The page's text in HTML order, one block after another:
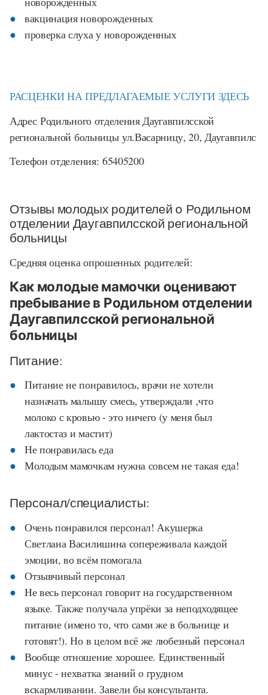
вакцинация новорожденных
проверка слуха у новорожденных
РАСЦЕНКИ НА ПРЕДЛАГАЕМЫЕ УСЛУГИ ЗДЕСЬ
Адрес Родильного отделения Даугавпилсской
региональной больницы ул.Васарницу, 20, Даугавпилс
Телефон отделения: 65405200
Отзывы молодых родителей о Родильном
отделении Даугавпилсской региональной
больницы
Средняя оценка опрошенных родителей:
Как молодые мамочки оценивают
пребывание в Родильном отделении
Даугавпилсской региональной
больницы
Питание:
Питание не понравилось, врачи не хотели
назначать малышу смесь, утверждали ,что
молоко с кровью - это ничего (у меня был
лактостаз и мастит)
Не понравилась еда
Молодым мамочкам нужна совсем не такая еда!
Персонал/специалисты:
Очень понравился персонал! Акушерка
Светлана Василишина сопереживала каждой
эмоции, во всём помогала
Отзывчивый персонал
Не весь персонал говорит на государственном
языке. Также получала упрёки за неподходящее
питание (имено то, что сами же в больнице и
готовят!). Но в целом всё же любезный персонал
Вообще отношение хорошее. Единственный
минус - нехватка знаний о грудном
вскармливании. Завели бы консультанта.